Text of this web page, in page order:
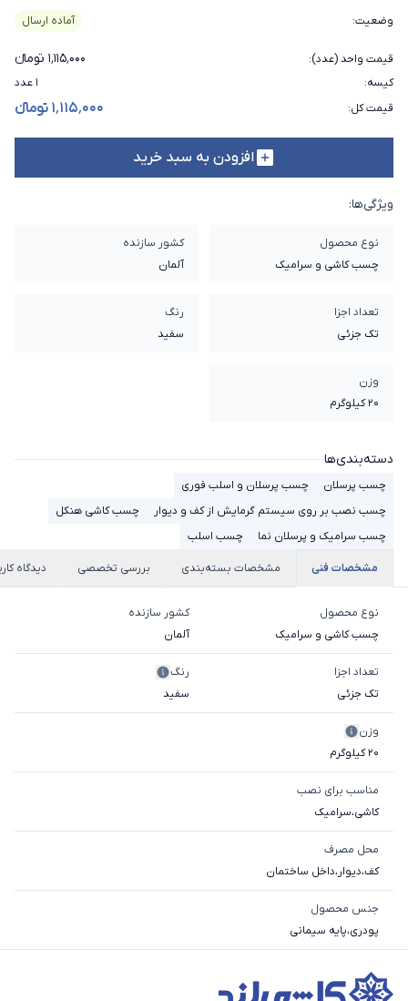
وضعیت: آماده ارسال
قیمت واحد (عدد): ۱٬۱۱۵٬۰۰۰ تومانء
کیسه:
۱ عدد
قیمت کل: ۱٬۱۱۵٬۰۰۰ تومانء
افزودن به سبد خرید
ویژگی‌ها:
نوع محصول
چسب کاشی و سرامیک
کشور سازنده
آلمان
تعداد اجزا
تک جزئی
رنگ
سفید
وزن
20 کیلوگرم
دسته‌بندی‌ها
چسب پرسلان
چسب پرسلان و اسلب فوری
چسب نصب بر روی سیستم گرمایش از کف و دیوار
چسب کاشی هنکل
چسب سرامیک و پرسلان نما
چسب اسلب
مشخصات فنی مشخصات بسته‌بندی بررسی تخصصی دیدگاه
نوع محصول
چسب کاشی و سرامیک
کشور سازنده
آلمان
تعداد اجزا
تک جزئی
رنگ
سفید
وزن
20 کیلوگرم
مناسب برای نصب
کاشی،سرامیک
محل مصرف
کف،دیوار ،داخل ساختمان
جنس محصول
پودری،پایه سیمانی